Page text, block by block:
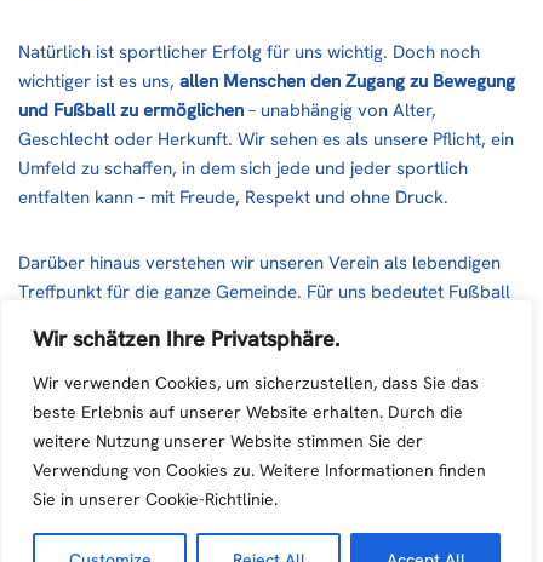
Wir schätzen Ihre Privatsphäre.
Wir verwenden Cookies, um sicherzustellen, dass Sie das
beste Erlebnis auf unserer Website erhalten. Durch die
weitere Nutzung unserer Website stimmen Sie der
Verwendung von Cookies zu. Weitere Informationen finden
Sie in unserer Cookie-Richtlinie.
Natürlich ist sportlicher Erfolg für uns wichtig. Doch noch
wichtiger ist es uns, allen Menschen den Zugang zu Bewegung
und Fußball zu ermöglichen – unabhängig von Alter,
Geschlecht oder Herkunft. Wir sehen es als unsere Pflicht, ein
Umfeld zu schaffen, in dem sich jede und jeder sportlich
entfalten kann – mit Freude, Respekt und ohne Druck.
Darüber hinaus verstehen wir unseren Verein als lebendigen
Treffpunkt für die ganze Gemeinde. Für uns bedeutet Fußball
soziales Miteinander und lebenslange Freundschaften. Wir
fördern Teamgeist, Zusammenhalt und Werte, die weit über
den Sport hinausgehen.
Mit der Unterstützung unserer Gemeinde, engagierter
Funktionär:innen, ehrenamtlicher Helfer:innen und vieler
Familien arbeiten wir täglich daran, Sport, Gemeinschaft und